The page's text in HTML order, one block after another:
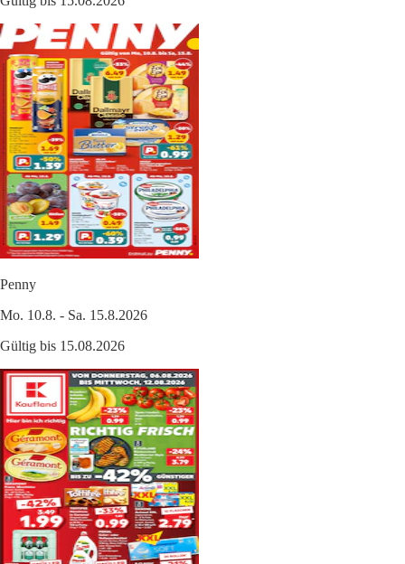
Penny
Mo. 10.8. - Sa. 15.8.2026
Gültig bis 15.08.2026